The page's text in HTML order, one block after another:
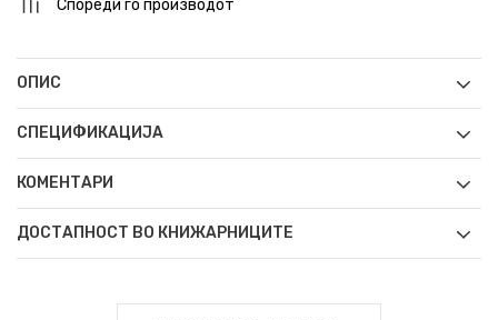
Спореди го производот
ОПИС
СПЕЦИФИКАЦИЈА
КОМЕНТАРИ
ДОСТАПНОСТ ВО КНИЖАРНИЦИТЕ